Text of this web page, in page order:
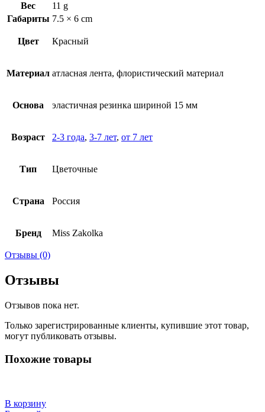
Вес
11 g
Габариты 7.5 × 6 cm
Цвет Красный
Материал атласная лента, флористический материал
Основа эластичная резинка шириной 15 мм
Возраст 2-3 года, 3-7 лет, от 7 лет
Тип Цветочные
Страна Россия
Бренд Miss Zakolka
Отзывы (0)
Отзывы
Отзывов пока нет.
Только зарегистрированные клиенты, купившие этот товар,
могут публиковать отзывы.
Похожие товары
В корзину